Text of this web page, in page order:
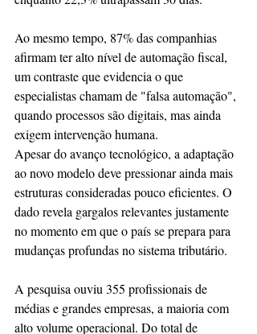
Ao mesmo tempo, 87% das companhias
afirmam ter alto nível de automação fiscal,
um contraste que evidencia o que
especialistas chamam de "falsa automação",
quando processos são digitais, mas ainda
exigem intervenção humana.
Apesar do avanço tecnológico, a adaptação
ao novo modelo deve pressionar ainda mais
estruturas consideradas pouco eficientes. O
dado revela gargalos relevantes justamente
no momento em que o país se prepara para
mudanças profundas no sistema tributário.
A pesquisa ouviu 355 profissionais de
médias e grandes empresas, a maioria com
alto volume operacional. Do total de